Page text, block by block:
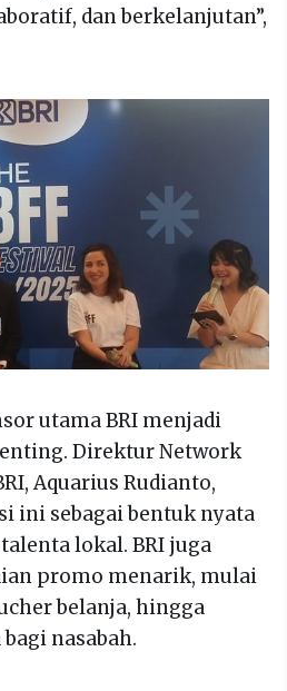
dan berkelanjutan”,
utama BRI menjadi
Direktur Network
Aquarius Rudianto,
ini sebagai bentuk nyata
lokal. BRI juga
promo menarik, mulai
belanja, hingga
nasabah.